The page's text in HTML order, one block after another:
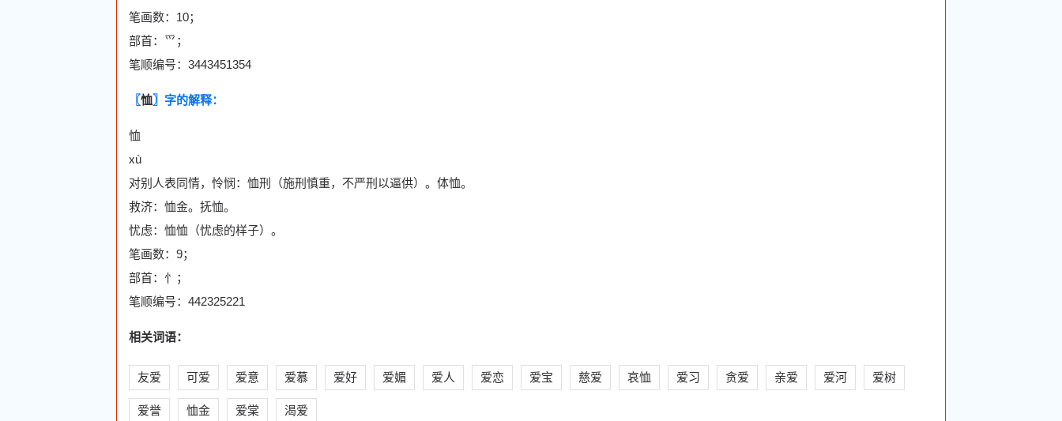
笔画数：10；
部首：爫；
笔顺编号：3443451354
〖恤〗字的解释：
恤
xù
对别人表同情，怜悯：恤刑（施刑慎重，不严刑以逼供）。体恤。
救济：恤金。抚恤。
忧虑：恤恤（忧虑的样子）。
笔画数：9；
部首：忄；
笔顺编号：442325221
相关词语：
友爱 可爱 爱意 爱慕 爱好 爱媚 爱人 爱恋 爱宝 慈爱 哀恤 爱习 贪爱 亲爱 爱河 爱树
爱誉 恤金 爱棠 渴爱